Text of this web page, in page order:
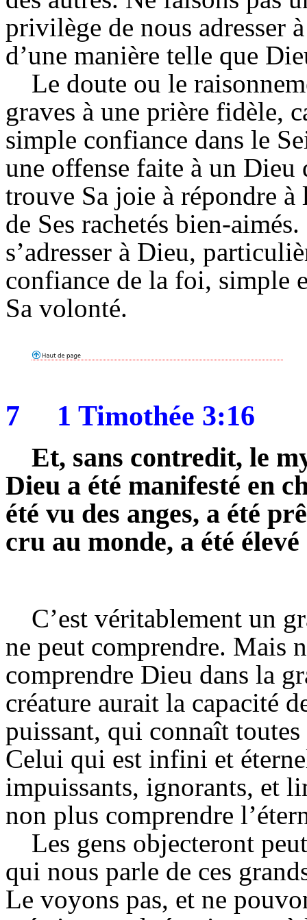
privilège de nous adresser
d’une manière telle que
Le doute ou le
graves à une prière fidèle,
simple confiance dans le
une offense faite à un Dieu
trouve Sa joie à répondre
de Ses rachetés bien-
s’adresser à Dieu,
confiance de la foi, simple
Sa volonté.
7 1 Timothée 3:16
Et, sans contredit, le
Dieu a été manifesté en
été vu des anges, a été
cru au monde, a été
C’est véritablement un
ne peut comprendre. Mais
comprendre Dieu dans la
créature aurait la capacité
puissant, qui connaît
Celui qui est infini et
impuissants, ignorants, et
non plus comprendre
Les gens objecteront
qui nous parle de ces
Le voyons pas, et ne